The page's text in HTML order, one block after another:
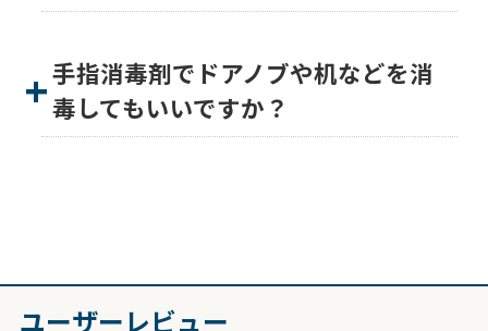
手指消毒剤でドアノブや机などを消
毒してもいいですか？
ユーザーレビュー